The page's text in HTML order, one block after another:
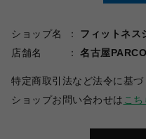
ショップ名
フィットネス
店舗名
名古屋PARCO
特定商取引法など法令に基づ
ショップお問い合わせは こち